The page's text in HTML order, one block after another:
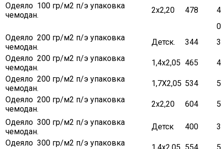
Одеяло 100 гр/м2 п/э упаковка
чемодан.
2х2,20 478
0
Одеяло 200 гр/м2 п/э упаковка
чемодан.
Детск. 344
Одеяло 200 гр/м2 п/э упаковка
чемодан.
1,4х2,05 465
Одеяло 200 гр/м2 п/э упаковка
чемодан.
1,7Х2,05 534
Одеяло 200 гр/м2 п/э упаковка
чемодан.
2х2,20 604
Одеяло 300 гр/м2 п/э упаковка
чемодан.
Детск 400
Одеяло 300 гр/м2 п/э упаковка
1,4х2,05 554